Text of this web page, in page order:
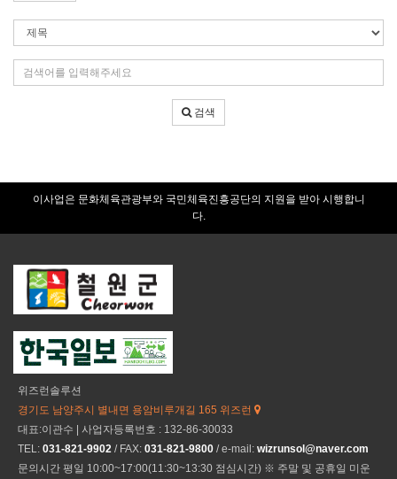
색
조
색
어
입
검색
이사업은 문화체육관광부와 국민체육진흥공단의 지원을 받아 시행합니
다.
위즈런솔루션
경기도 남양주시 별내면 용암비루개길 165 위즈런
대표:이관수 | 사업자등록번호 : 132-86-30033
TEL: 031-821-9902 / FAX: 031-821-9800 / e-mail: wizrunsol@naver.com
문의시간 평일 10:00~17:00(11:30~13:30 점심시간) ※ 주말 및 공휴일 미운